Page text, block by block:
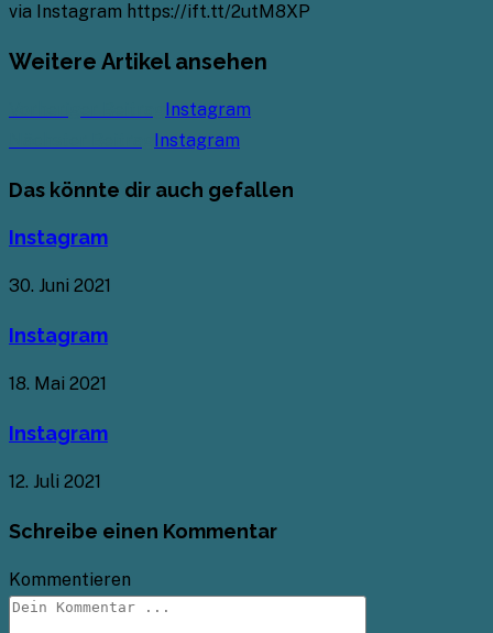
via Instagram https://ift.tt/2utM8XP
Weitere Artikel ansehen
Instagram
Instagram
Das könnte dir auch gefallen
Instagram
30. Juni 2021
Instagram
18. Mai 2021
Instagram
12. Juli 2021
Schreibe einen Kommentar
Kommentieren